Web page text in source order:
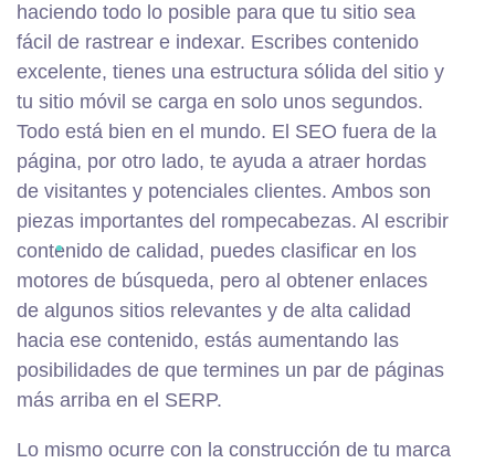
haciendo todo lo posible para que tu sitio sea
fácil de rastrear e indexar. Escribes contenido
excelente, tienes una estructura sólida del sitio y
tu sitio móvil se carga en solo unos segundos.
Todo está bien en el mundo. El SEO fuera de la
página, por otro lado, te ayuda a atraer hordas
de visitantes y potenciales clientes. Ambos son
piezas importantes del rompecabezas. Al escribir
contenido de calidad, puedes clasificar en los
motores de búsqueda, pero al obtener enlaces
de algunos sitios relevantes y de alta calidad
hacia ese contenido, estás aumentando las
posibilidades de que termines un par de páginas
más arriba en el SERP.
Lo mismo ocurre con la construcción de tu marca